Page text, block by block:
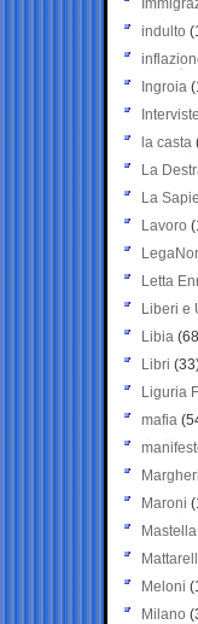
indulto
Ingroia
Interviste
la casta
La
La
Lavoro
Letta
Liberi e
Libia
Libri
Liguria
mafia
Maroni
Mastella
Meloni
Milano